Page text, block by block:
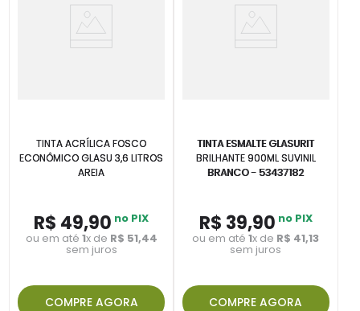
TINTA ACRÍLICA FOSCO
ECONÔMICO GLASU 3,6 LITROS
AREIA
R$ 49,90 no PIX
ou em até 1x de R$ 51,44
sem juros
COMPRE AGORA
TINTA ESMALTE GLASURIT
BRILHANTE 900ML SUVINIL
BRANCO - 53437182
R$ 39,90 no PIX
ou em até1x de R$ 41,13
sem juros
COMPRE AGORA